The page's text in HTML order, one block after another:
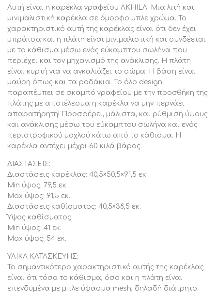
Το σημαντικότερο χαρακτηριστικό αυτής της καρέκλας
είναι ότι τόσο το κάθισμα, όσο και η πλάτη είναι
επενδυμένα με μπλε ύφασμα mesh, δηλαδή διάτρητο.
Αυτό επιτρέπει την κυκλοφορία του αέρα και
αποτρέπει την εφίδρωση.
Ο σκελετός της πλάτης, το κάλυμμα του εύκαμπτου
σωλήνα, το κάλυμμα της ανάρτησης και η αστεροειδής
βάση, είναι όλα κατασκευασμένα από πολυαιθυλένιο,
που προσδίδει ανθεκτικότητα, και φυσικά κάνει την
καρέκλα ελαφριά.
Τα ροδάκια είναι και αυτά από ενισχυμένο
πολυπροπυλένιο με ατσάλινους πείρους.
Το πολυπροπυλένιο είναι ιδιαίτερα ανθεκτικό στο
βάρος και στο νερό, ενώ έχει μεγάλη αντοχή σε
θερμοκρασίες έως και 125 βαθμούς Κελσίου. Επίσης, η
ανθεκτικότητά του δεν περιορίζεται στο βάρος, στο
νερό και στην θερμοκρασία αλλά είναι ασυνήθιστα
ανθεκτικό σε πολλά χημικά διαλυτικά, οξέα και βάσεις.
ΣΥΝΤΗΡΗΣΗ:
Τα υλικά κατασκευής της καρέκλας είναι τέτοια που
επιτρέπουν το εύκολο καθάρισμα. Ένα πέρασμα με ένα
ΠΛΕΟΝΕΚΤΗΜΑΤΑ:
Η καρέκλα AKHILA είναι όμορφη και μινιμαλιστική. Δεν
έχει μπράτσα, η πλάτη είναι μικρή αλλά στο σωστό
Αυτή είναι η καρέκλα γραφείου AKHILA. Μια λιτή και
μινιμαλιστική καρέκλα σε όμορφο μπλε χρώμα. Το
χαρακτηριστικό αυτή της καρέκλας είναι ότι δεν έχει
μπράτσα και η πλάτη είναι μινιμαλιστική και συνδέεται
με το κάθισμα μέσω ενός εύκαμπτου σωλήνα που
περιέχει και τον μηχανισμό της ανάκλισης. Η πλάτη
είναι κυρτή για να αγκαλιάζει το σώμα. Η βάση είναι
μαύρη όπως και τα ροδάκια. Το όλο design
παραπέμπει σε σκαμπό γραφείου με την προσθήκη της
πλάτης με αποτέλεσμα η καρέκλα να μην περνάει
απαρατήρητη! Προσφέρει, μάλιστα, και ρύθμιση ύψους
και ανάκλισης μέσω του εύκαμπτου σωλήνα και ενός
περιστροφικού μοχλού κάτω από το κάθισμα. Η
καρέκλα αντέχει μέχρι 60 κιλά βάρος.
ΔΙΑΣΤΑΣΕΙΣ:
Διαστάσεις καρέκλας: 40,5×50,5×91,5 εκ.
Min ύψος: 79,5 εκ.
Max ύψος: 91,5 εκ.
Διαστάσεις καθίσματος: 40,5×38,5 εκ.
Ύψος καθίσματος:
Min ύψος: 41 εκ.
Max ύψος: 54 εκ.
ΥΛΙΚΑ ΚΑΤΑΣΚΕΥΗΣ:
Το σημαντικότερο χαρακτηριστικό αυτής της καρέκλας
είναι ότι τόσο το κάθισμα, όσο και η πλάτη είναι
επενδυμένα με μπλε ύφασμα mesh, δηλαδή διάτρητο.